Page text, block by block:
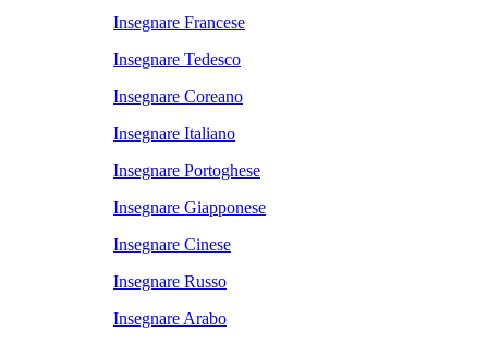
Insegnare Francese
Insegnare Tedesco
Insegnare Coreano
Insegnare Italiano
Insegnare Portoghese
Insegnare Giapponese
Insegnare Cinese
Insegnare Russo
Insegnare Arabo